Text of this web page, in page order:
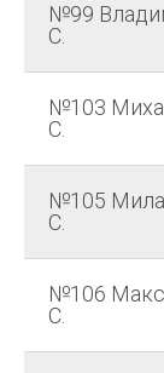
№99
С.
№103
С.
№105
С.
№106
С.